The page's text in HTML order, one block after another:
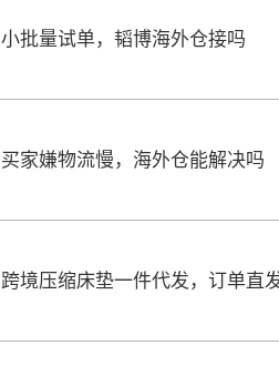
小批量试单，韬博海外仓接吗
买家嫌物流慢，海外仓能解决吗
跨境压缩床垫一件代发，订单直